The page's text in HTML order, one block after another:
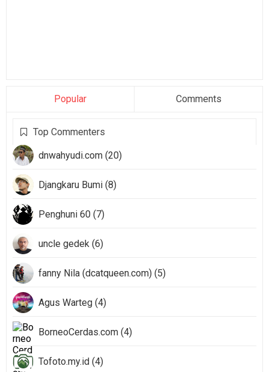
Popular Comments
Top Commenters
dnwahyudi.com (20)
Djangkaru Bumi (8)
Penghuni 60 (7)
uncle gedek (6)
fanny Nila (dcatqueen.com) (5)
Agus Warteg (4)
BorneoCerdas.com (4)
Tofoto.my.id (4)